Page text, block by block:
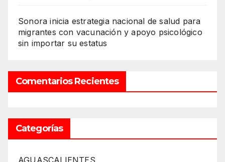
Sonora inicia estrategia nacional de salud para
migrantes con vacunación y apoyo psicológico
sin importar su estatus
Comentarios Recientes
Categorías
AGUASCALIENTES